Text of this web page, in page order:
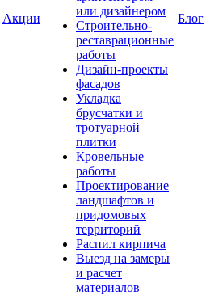
Акции
или дизайнером
Строительно-
реставрационные
работы
Дизайн-проекты
фасадов
Укладка
брусчатки и
тротуарной
плитки
Кровельные
работы
Проектирование
ландшафтов и
придомовых
территорий
Распил кирпича
Выезд на замеры
и расчет
материалов
Блог